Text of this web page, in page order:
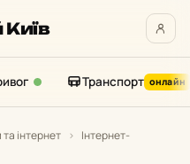
Київ
Транспорт онлайн
інтернет › Інтернет-